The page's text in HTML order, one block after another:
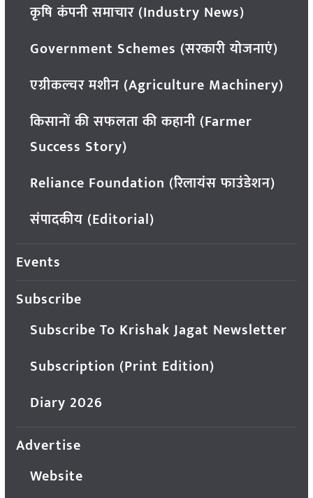
कृषि कंपनी समाचार (Industry News)
Government Schemes (सरकारी योजनाएं)
एग्रीकल्चर मशीन (Agriculture Machinery)
किसानों की सफलता की कहानी (Farmer
Success Story)
Reliance Foundation (रिलायंस फाउंडेशन)
संपादकीय (Editorial)
Events
Subscribe
Subscribe To Krishak Jagat Newsletter
Subscription (Print Edition)
Diary 2026
Advertise
Website